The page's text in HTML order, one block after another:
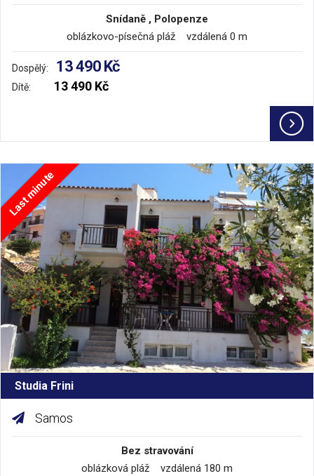
Snídaně , Polopenze
oblázkovo-písečná pláž vzdálená 0 m
Dospělý: 13 490 Kč
Dítě: 13 490 Kč
Last minute
Studia Frini
Samos
Bez stravování
oblázková pláž vzdálená 180 m